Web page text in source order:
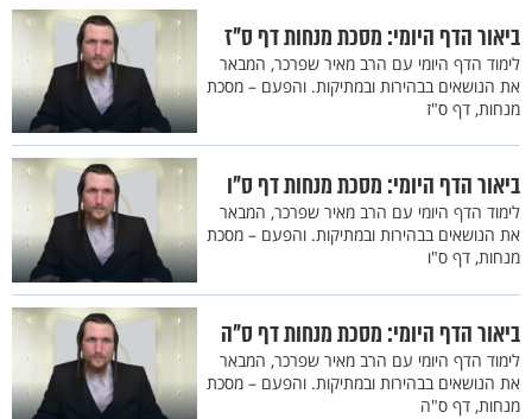
ביאור הדף היומי: מסכת מנחות דף ס"ז
לימוד הדף היומי עם הרב מאיר שפרכר, המבאר
את הנושאים בבהירות ובמתיקות. והפעם – מסכת
מנחות, דף ס"ז
ביאור הדף היומי: מסכת מנחות דף ס"ו
לימוד הדף היומי עם הרב מאיר שפרכר, המבאר
את הנושאים בבהירות ובמתיקות. והפעם – מסכת
מנחות, דף ס"ו
ביאור הדף היומי: מסכת מנחות דף ס"ה
לימוד הדף היומי עם הרב מאיר שפרכר, המבאר
את הנושאים בבהירות ובמתיקות. והפעם – מסכת
מנחות, דף ס"ה